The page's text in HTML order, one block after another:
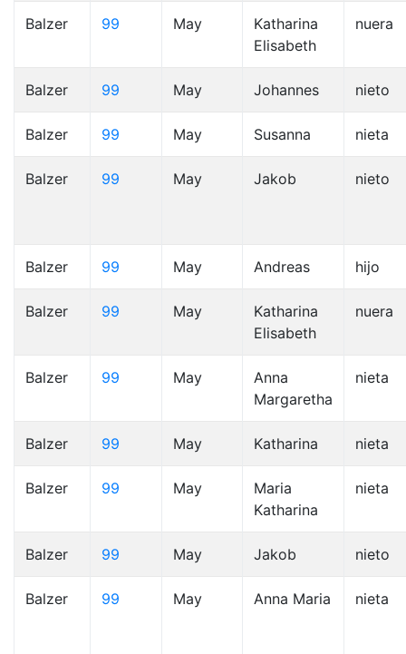
Balzer 99 May
Katharina
Elisabeth
nuera
Balzer 99 May Johannes nieto
Balzer 99 May Susanna nieta
Balzer 99 May Jakob nieto
Balzer 99 May Andreas hijo
Balzer 99 May
Katharina
Elisabeth
nuera
Balzer 99 May
Anna
Margaretha
nieta
Balzer 99 May Katharina nieta
Balzer 99 May
Maria
Katharina
nieta
Balzer 99 May Jakob nieto
Balzer 99 May Anna Maria nieta